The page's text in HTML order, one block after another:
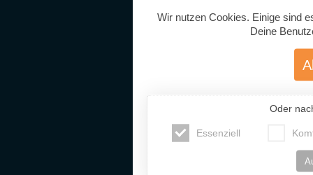
Wir nutzen Cookies. Einige sind
Deine
Oder
Essenziell